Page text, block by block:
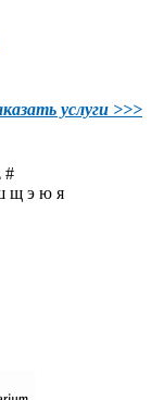
услуги >>>
#
щ э ю я